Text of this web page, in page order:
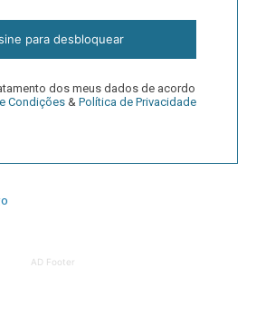
para desbloquear
dos meus dados de acordo
Condições & Política de Privacidade
AD Footer